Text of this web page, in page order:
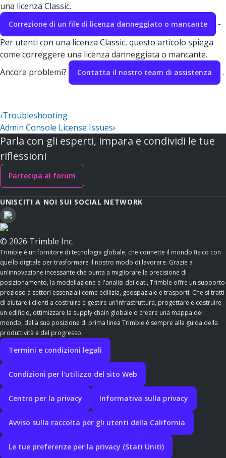
una licenza Classic.
Correzione di un file di licenza danneggiato o mancante
-
Per utenti con una licenza Classic, questo articolo spiega
come correggere una licenza danneggiata o mancante.
Ancora problemi?
Contatta il nostro team di assistenza .
‹Troubleshooting
Admin Console License Issues›
Parla con gli esperti, impara e condividi le tue
riflessioni
Partecipa al forum
UNISCITI A NOI SUI SOCIAL NETWORK
© 2026 Trimble Inc.
Trimble è un fornitore di tecnologia globale, che connette il mondo fisico con
quello digitale per trasformare il nostro modo di lavorare. Grazie a
un'innovazione incessante che punta a migliorare la precisione di
posizionamento, la modellazione e l'analisi dei dati, Trimble offre un supporto
prezioso a settori essenziali come edilizia, geospaziale e trasporti. Che si tratti
di aiutare i clienti a costruire e gestire un'infrastruttura, progettare e costruire
un edificio, ottimizzare la supply chain globale o creare una mappa del
mondo, dalla sua posizione di prima linea Trimble è sempre alla guida della
produttività e del progresso.
Termini e condizioni legali
Condizioni per l'utilizzo del sito Web
Centro per la privacy Informativa sulla privacy
Avviso sulla raccolta per gli utenti della California
Le tue preferenze per la privacy (Stati Uniti)